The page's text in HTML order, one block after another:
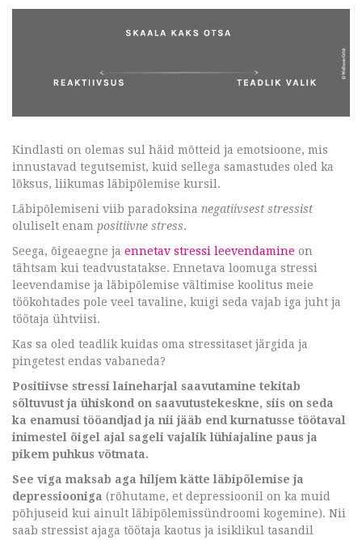
Kindlasti on olemas sul häid mõtteid ja emotsioone, mis
innustavad tegutsemist, kuid sellega samastudes oled ka
lõksus, liikumas läbipõlemise kursil.
Läbipõlemiseni viib paradoksina negatiivsest stressist
oluliselt enam positiivne stress.
Seega, õigeaegne ja ennetav stressi leevendamine on
tähtsam kui teadvustatakse. Ennetava loomuga stressi
leevendamise ja läbipõlemise vältimise koolitus meie
töökohtades pole veel tavaline, kuigi seda vajab iga juht ja
töötaja ühtviisi.
Kas sa oled teadlik kuidas oma stressitaset järgida ja
pingetest endas vabaneda?
Positiivse stressi laineharjal saavutamine tekitab
sõltuvust ja ühiskond on saavutustekeskne, siis on seda
ka enamusi tööandjad ja nii jääb end kurnatusse töötaval
inimestel õigel ajal sageli vajalik lühiajaline paus ja
pikem puhkus võtmata.
See viga maksab aga hiljem kätte läbipõlemise ja
depressiooniga (rõhutame, et depressioonil on ka muid
põhjuseid kui ainult läbipõlemissündroomi kogemine). Nii
saab stressist ajaga töötaja kaotus ja isiklikul tasandil